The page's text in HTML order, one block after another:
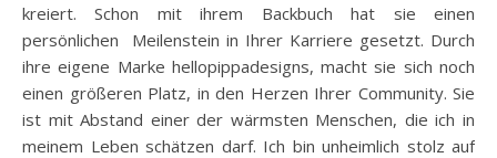
kreiert. Schon mit ihrem Backbuch hat sie einen
persönlichen Meilenstein in Ihrer Karriere gesetzt. Durch
ihre eigene Marke hellopippadesigns, macht sie sich noch
einen größeren Platz, in den Herzen Ihrer Community. Sie
ist mit Abstand einer der wärmsten Menschen, die ich in
meinem Leben schätzen darf. Ich bin unheimlich stolz auf